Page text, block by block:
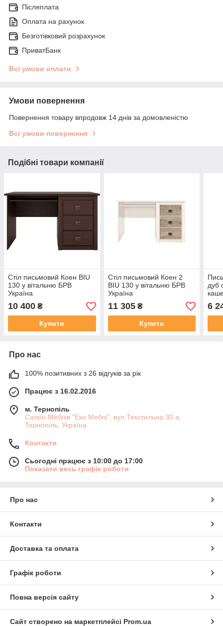
Післяплата
Оплата на рахунок
Безготівковий розрахунок
ПриватБанк
Всі умови оплати
Умови повернення
Повернення товару впродовж 14 днів за домовленістю
Всі умови повернення
Подібні товари компанії
Стіл письмовий Коен BIU
130 у вітальню БРВ
Україна
10 400 ₴
Купити
Стіл письмовий Коен 2
BIU 130 у вітальню БРВ
Україна
11 305₴
Купити
дуб
6
Про нас
100% позитивних з 26 відгуків за рік
Працює з 16.02.2016
м. Тернопіль
Салон Меблів "Еко Меблі", вул.Текстильна 30 а,
Тернопіль, Україна
Контакти
Сьогодні працює з 10:00 до 17:00
Показати весь графік роботи
Про нас
Контакти
Доставка та оплата
Графік роботи
Повна версія сайту
Сайт створено на маркетплейсі Prom.ua